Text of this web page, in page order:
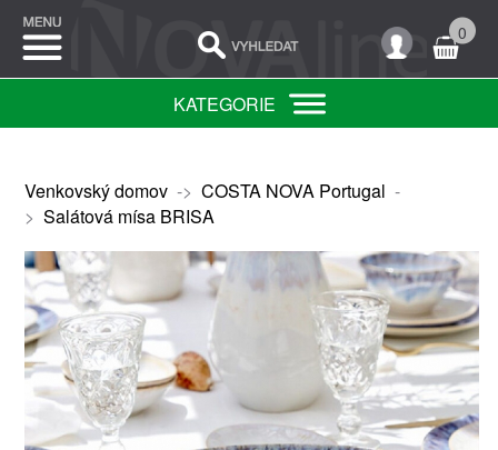
0
KATEGORIE
Venkovský domov-> COSTA NOVA Portugal -
> Salátová mísa BRISA